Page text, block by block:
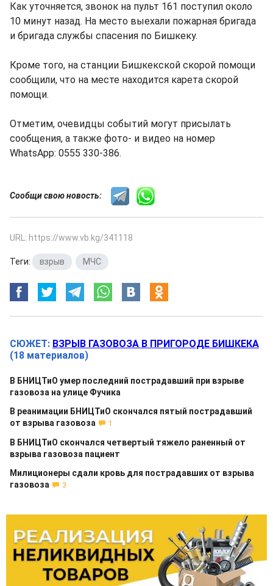
Как уточняется, звонок на пульт 161 поступил около
10 минут назад. На место выехали пожарная бригада
и бригада службы спасения по Бишкеку.
Кроме того, на станции Бишкекской скорой помощи
сообщили, что на месте находится карета скорой
помощи.
Отметим, очевидцы событий могут присылать
сообщения, а также фото- и видео на номер
WhatsApp: 0555 330-386.
Сообщи свою новость:
URL: https://www.vb.kg/341118
Теги: взрыв МЧС
СЮЖЕТ: ВЗРЫВ ГАЗОВОЗА В ПРИГОРОДЕ БИШКЕКА
(18 материалов)
В БНИЦТиО умер последний пострадавший при взрыве
газовоза на улице Фучика
В реанимации БНИЦТиО скончался пятый пострадавший
от взрыва газовоза
1
В БНИЦТиО скончался четвертый тяжело раненный от
взрыва газовоза пациент
Милиционеры сдали кровь для пострадавших от взрыва
газовоза
3